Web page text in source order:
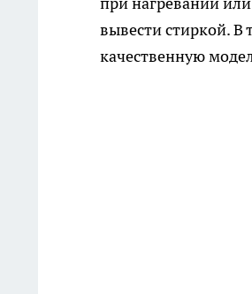
вывести стиркой. В
качественную